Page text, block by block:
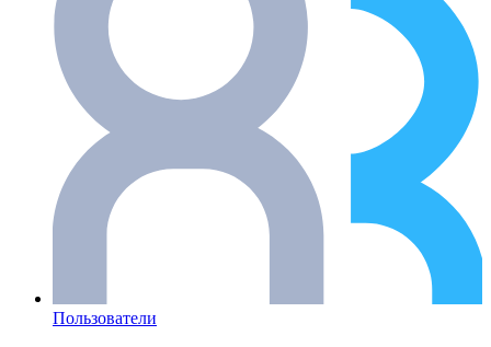
Пользователи